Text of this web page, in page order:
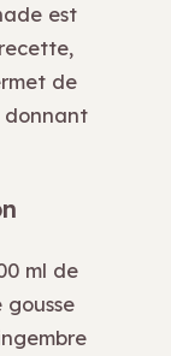
est
de
donnant
ml de
gousse